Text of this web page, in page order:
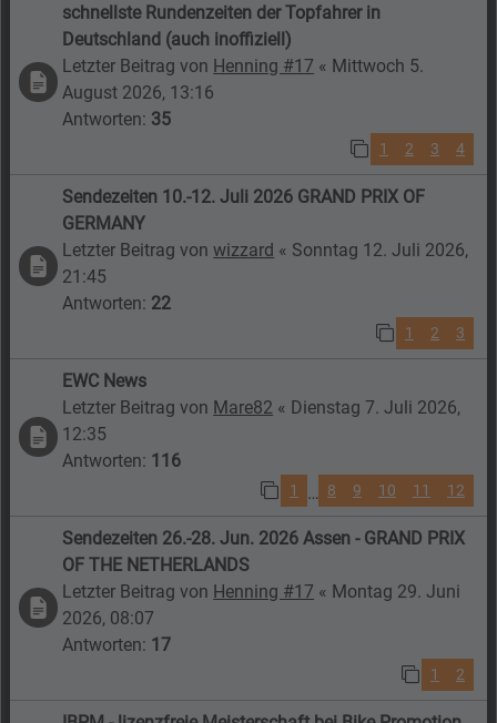
schnellste Rundenzeiten der Topfahrer in
Deutschland (auch inoffiziell)
Letzter Beitrag von Henning #17 « Mittwoch 5.
August 2026, 13:16
Antworten: 35
1 2 3 4
Sendezeiten 10.-12. Juli 2026 GRAND PRIX OF
GERMANY
Letzter Beitrag vonwizzard « Sonntag 12. Juli 2026,
21:45
Antworten: 22
1 2 3
EWC News
Letzter Beitrag von Mare82 « Dienstag 7. Juli 2026,
12:35
Antworten: 116
1 … 8 9 10 11 12
Sendezeiten 26.-28. Jun. 2026 Assen - GRAND PRIX
OF THE NETHERLANDS
Letzter Beitrag von Henning #17 « Montag 29. Juni
2026, 08:07
Antworten: 17
1 2